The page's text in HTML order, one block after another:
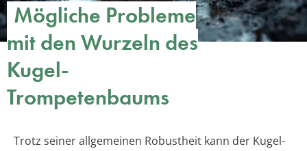
Mögliche Probleme
mit den Wurzeln des
Kugel-
Trompetenbaums
Trotz seiner allgemeinen Robustheit kann der Kugel-